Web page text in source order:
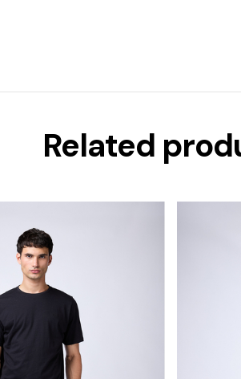
Related